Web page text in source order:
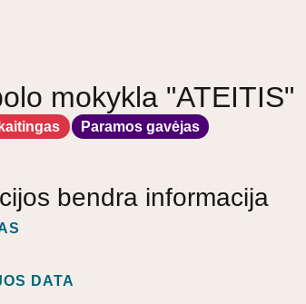
mokykla "ATEITIS"
Paramos gavėjas
bendra informacija
DATA